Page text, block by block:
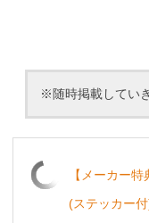
※随時掲載してい
【メーカー
(ステッカー